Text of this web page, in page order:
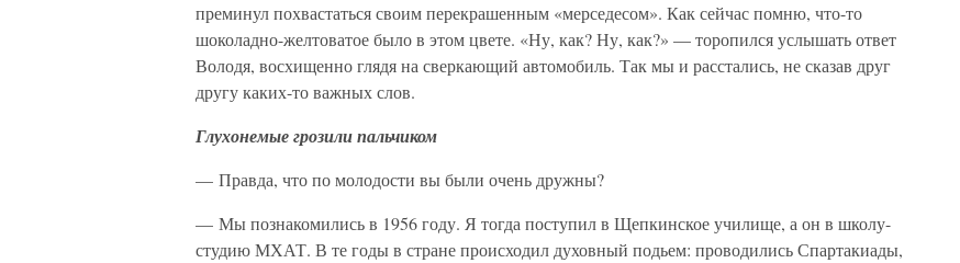
преминул похвастаться своим перекрашенным «мерседесом». Как сейчас помню, что-то
шоколадно-желтоватое было в этом цвете. «Ну, как? Ну, как?» — торопился услышать ответ
Володя, восхищенно глядя на сверкающий автомобиль. Так мы и расстались, не сказав друг
другу каких-то важных слов.
Глухонемые грозили пальчиком
— Правда, что по молодости вы были очень дружны?
— Мы познакомились в 1956 году. Я тогда поступил в Щепкинское училище, а он в школу-
студию МХАТ. В те годы в стране происходил духовный подьем: проводились Спартакиады,